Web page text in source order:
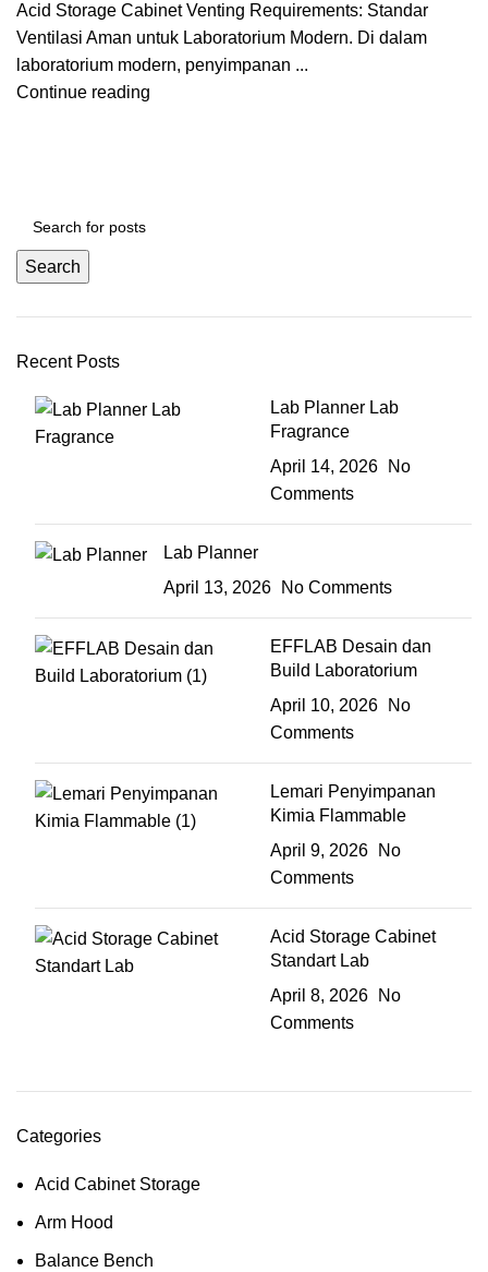
Acid Storage Cabinet Venting Requirements: Standar
Ventilasi Aman untuk Laboratorium Modern. Di dalam
laboratorium modern, penyimpanan ...
Continue reading
Search
Recent Posts
Lab Planner Lab
Fragrance
April 14, 2026
No
Comments
Lab Planner
April 13, 2026
No Comments
EFFLAB Desain dan
Build Laboratorium
April 10, 2026
No
Comments
Lemari Penyimpanan
Kimia Flammable
April 9, 2026
No
Comments
Acid Storage Cabinet
Standart Lab
April 8, 2026
No
Comments
Categories
Acid Cabinet Storage
Arm Hood
Balance Bench